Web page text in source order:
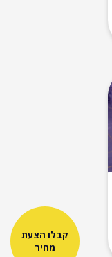
קבלו הצעת
מחיר